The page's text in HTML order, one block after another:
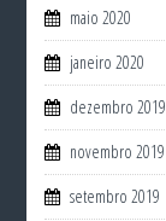
maio 2020
janeiro 2020
dezembro 2019
novembro 2019
setembro 2019